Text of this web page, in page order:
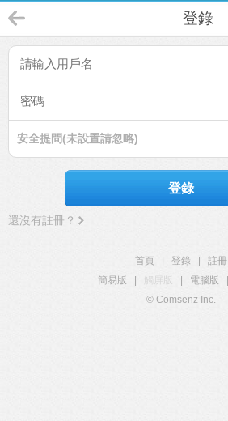
登錄
安全提問(未設置請忽略)
登錄
還沒有註冊？
首頁 登錄
註冊
簡易版
觸屏版 電腦版
© Comsenz Inc.